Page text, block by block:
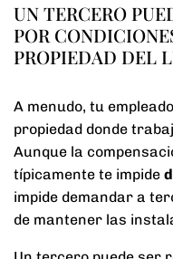
UN TERCERO
POR
PROPIEDAD DEL
A menudo, tu
propiedad donde
Aunque la
típicamente te impide
impide demandar a
de mantener las